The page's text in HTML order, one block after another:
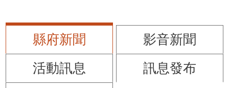
縣府新聞
影音新聞
活動訊息
訊息發布